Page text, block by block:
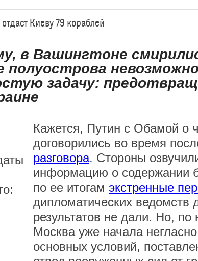
Киеву 79 кораблей
в Вашингтоне
полуострова
задачу:
Кажется, Путин с Обамой о
договорились во время
разговора. Стороны
информацию о содержании
по ее итогам экстренные
дипломатических ведомств
результатов не дали. Но,
Москва уже начала
основных условий,